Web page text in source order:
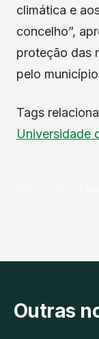
climática e
concelho”,
proteção das
pelo
Tags
Universidade
Outras